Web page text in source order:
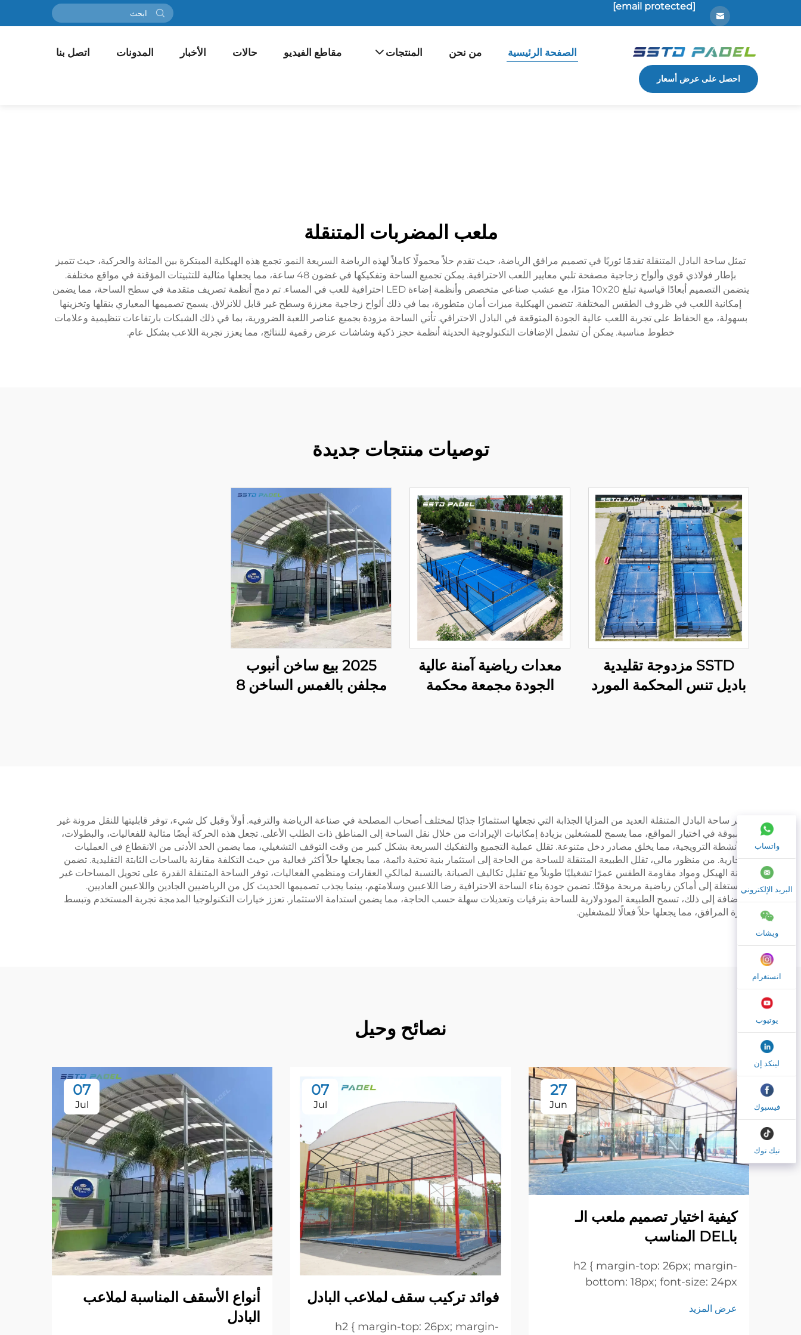
[email protected]
الصفحة الرئيسية من نحن المنتجات مقاطع الفيديو حالات الأخبار المدونات اتصل بنا
احصل على عرض أسعار
ملعب المضربات المتنقلة
تمثل ساحة البادل المتنقلة تقدمًا ثوريًا في تصميم مرافق الرياضة، حيث تقدم حلاً محمولًا كاملاً لهذه الرياضة السريعة النمو. تجمع هذه الهيكلية المبتكرة بين المتانة والحركية، حيث تتميز
بإطار فولاذي قوي وألواح زجاجية مصفحة تلبي معايير اللعب الاحترافية. يمكن تجميع الساحة وتفكيكها في غضون 48 ساعة، مما يجعلها مثالية للتثبيتات المؤقتة في مواقع مختلفة.
يتضمن التصميم أبعادًا قياسية تبلغ 10x20 مترًا، مع عشب صناعي متخصص وأنظمة إضاءة LED احترافية للعب في المساء. تم دمج أنظمة تصريف متقدمة في سطح الساحة، مما يضمن
إمكانية اللعب في ظروف الطقس المختلفة. تتضمن الهيكلية ميزات أمان متطورة، بما في ذلك ألواح زجاجية معززة وسطح غير قابل للانزلاق. يسمح تصميمها المعياري بنقلها وتخزينها
بسهولة، مع الحفاظ على تجربة اللعب عالية الجودة المتوقعة في البادل الاحترافي. تأتي الساحة مزودة بجميع عناصر اللعبة الضرورية، بما في ذلك الشبكات بارتفاعات تنظيمية وعلامات
خطوط مناسبة. يمكن أن تشمل الإضافات التكنولوجية الحديثة أنظمة حجز ذكية وشاشات عرض رقمية للنتائج، مما يعزز تجربة اللاعب بشكل عام.
توصيات منتجات جديدة
SSTD مزدوجة تقليدية
باديل تنس المحكمة المورد
معدات رياضية آمنة عالية
الجودة مجمعة محكمة
2025 بيع ساخن أنبوب
مجلفن بالغمس الساخن 8
توفر ساحة البادل المتنقلة العديد من المزايا الجذابة التي تجعلها استثمارًا جذابًا لمختلف أصحاب المصلحة في صناعة الرياضة والترفيه. أولاً وقبل كل شيء، توفر قابليتها للنقل مرونة غير
مسبوقة في اختيار المواقع، مما يسمح للمشغلين بزيادة إمكانيات الإيرادات من خلال نقل الساحة إلى المناطق ذات الطلب الأعلى. تجعل هذه الحركة أيضًا مثالية للفعاليات، والبطولات،
والأنشطة الترويجية، مما يخلق مصادر دخل متنوعة. تقلل عملية التجميع والتفكيك السريعة بشكل كبير من وقت التوقف التشغيلي، مما يضمن الحد الأدنى من الانقطاع في العمليات
التجارية. من منظور مالي، تقلل الطبيعة المتنقلة للساحة من الحاجة إلى استثمار بنية تحتية دائمة، مما يجعلها حلاً أكثر فعالية من حيث التكلفة مقارنة بالساحات الثابتة التقليدية. تضمن
متانة الهيكل ومواد مقاومة الطقس عمرًا تشغيليًا طويلاً مع تقليل تكاليف الصيانة. بالنسبة لمالكي العقارات ومنظمي الفعاليات، توفر الساحة المتنقلة القدرة على تحويل المساحات غير
المستغلة إلى أماكن رياضية مربحة مؤقتًا. تضمن جودة بناء الساحة الاحترافية رضا اللاعبين وسلامتهم، بينما يجذب تصميمها الحديث كل من الرياضيين الجادين واللاعبين العاديين.
بالإضافة إلى ذلك، تسمح الطبيعة المودولارية للساحة بترقيات وتعديلات سهلة حسب الحاجة، مما يضمن استدامة الاستثمار. تعزز خيارات التكنولوجيا المدمجة تجربة المستخدم وتبسط
إدارة المرافق، مما يجعلها حلاً فعالًا للمشغلين.
نصائح وحيل
27
Jun
كيفية اختيار تصميم ملعب الـ
باDEL المناسب
h2 { margin-top: 26px; margin-
bottom: 18px; font-size: 24px
height: normal; } h3 { margin-top:
عرض المزيد
07
Jul
فوائد تركيب سقف لملاعب البادل
h2 { margin-top: 26px; margin-
07
Jul
أنواع الأسقف المناسبة لملاعب
البادل
واتساب
البريد الإلكتروني
ويشات
انستغرام
يوتيوب
لينكد إن
فيسبوك
تيك توك